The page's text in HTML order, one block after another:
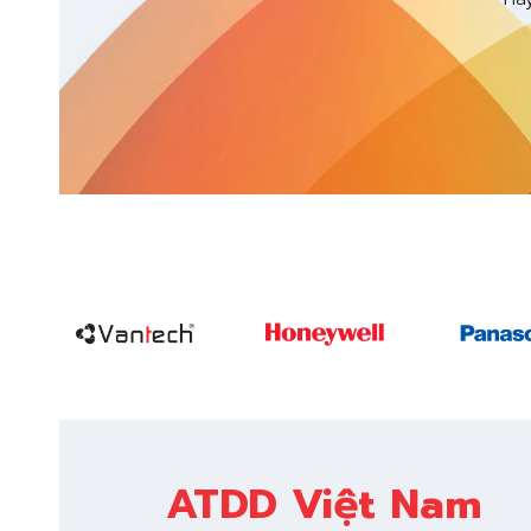
phần với hệ thống trí
ATDD Việt Nam